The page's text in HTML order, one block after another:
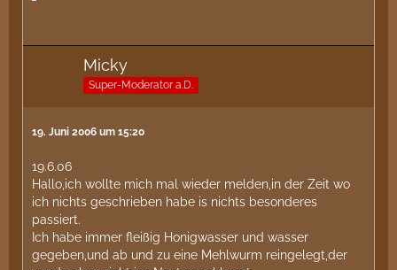
Micky
Super-Moderator a.D.
19. Juni 2006 um 15:20
19.6.06
Hallo,ich wollte mich mal wieder melden,in der Zeit wo
ich nichts geschrieben habe is nichts besonderes
passiert.
Ich habe immer fleißig Honigwasser und wasser
gegeben,und ab und zu eine Mehlwurm reingelegt,der